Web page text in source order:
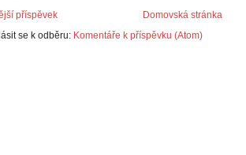
příspěvek
Domovská stránka
se k odběru: Komentáře k příspěvku (Atom)